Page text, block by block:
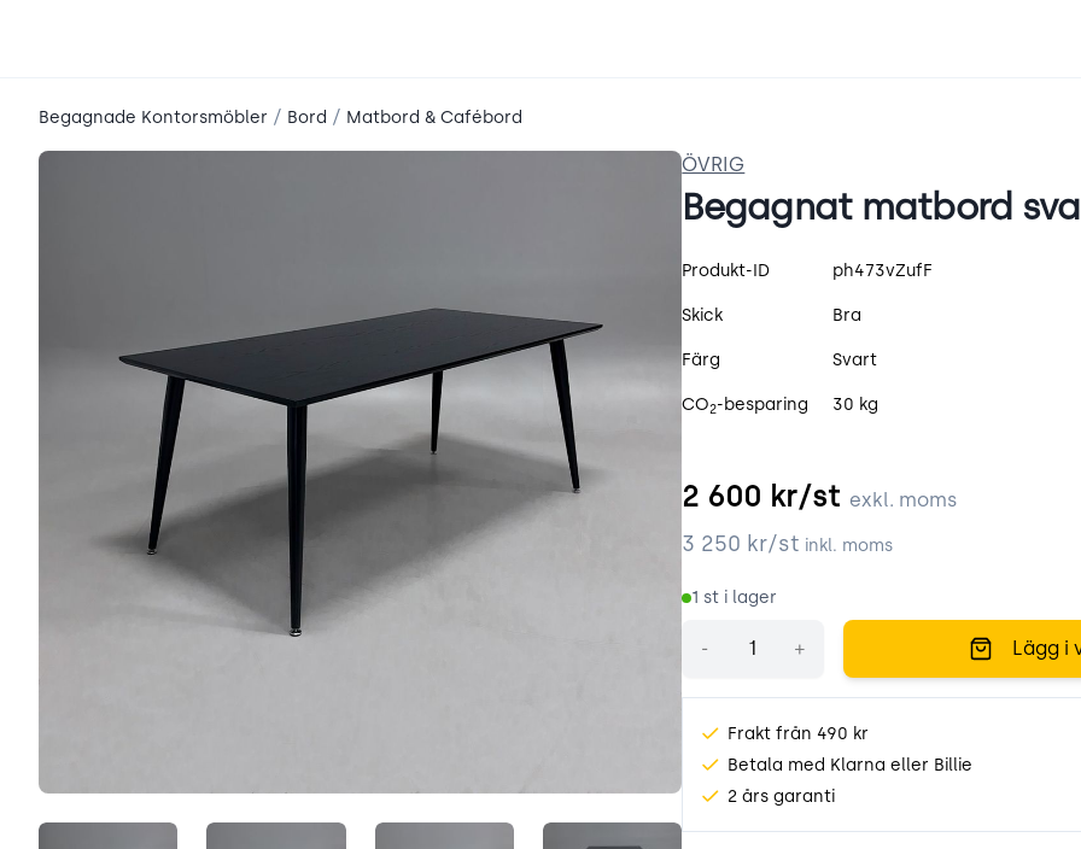
Begagnade Kontorsmöbler / Bord / Matbord & Cafébord
umBPsEXU3cW_.jpegyoAc0PBTfiKX.jpeg 8sXu946B8VOG.jpegcDAFMjFf9fTo.jpeg
ÖVRIG
Begagnat matbord
Produktspecifikation
Produkt-ID ph473vZufF
Skick Bra
Färg Svart
CO2-besparing 30 kg
2 600 kr/st exkl. moms
3 250 kr/st inkl. moms
1 st i lager
- + Lägg i
Frakt från 490 kr
Betala med Klarna eller Billie
2 års garanti